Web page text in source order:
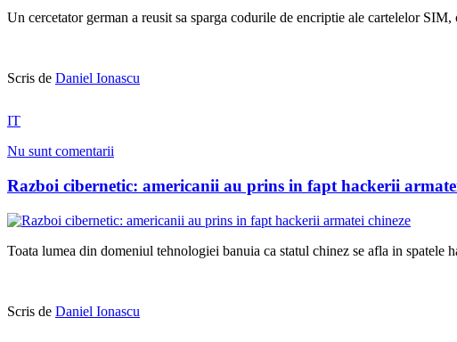
Un cercetator german a reusit sa sparga codurile de encriptie ale cartelelor
Scris de Daniel Ionascu
IT
Nu sunt comentarii
Razboi cibernetic: americanii au prins in fapt hackerii
Toata lumea din domeniul tehnologiei banuia ca statul chinez se afla in
Scris de Daniel Ionascu